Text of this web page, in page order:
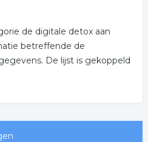
de digitale detox aan
betreffende de
De lijst is gekoppeld